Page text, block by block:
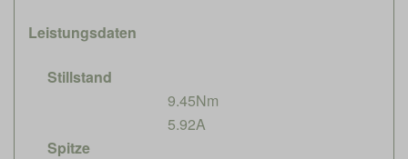
Leistungsdaten
Stillstand
9.45Nm
5.92A
Spitze